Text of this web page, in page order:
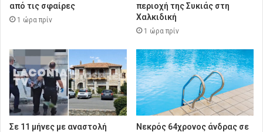
από τις σφαίρες
1 ώρα πρίν
περιοχή της Συκιάς στη
Χαλκιδική
1 ώρα πρίν
Σε 11 μήνες με αναστολή
Νεκρός 64χρονος άνδρας σε